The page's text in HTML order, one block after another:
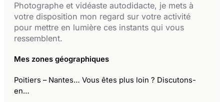
Photographe et vidéaste autodidacte, je mets à
votre disposition mon regard sur votre activité
pour mettre en lumière ces instants qui vous
ressemblent.
Mes zones géographiques
Poitiers – Nantes​​… Vous êtes plus loin ? Discutons-
en…